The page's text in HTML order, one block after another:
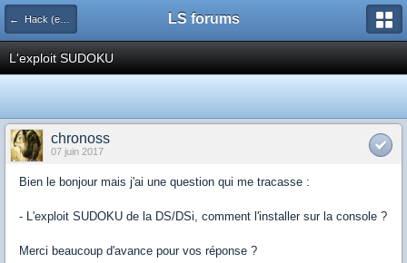
← Hack (exploits, homebrews...) LS forums
L'exploit SUDOKU
chronoss
07 juin 2017
Bien le bonjour mais j'ai une question qui me tracasse :
- L'exploit SUDOKU de la DS/DSi, comment l'installer sur la console ?
Merci beaucoup d'avance pour vos réponse ?